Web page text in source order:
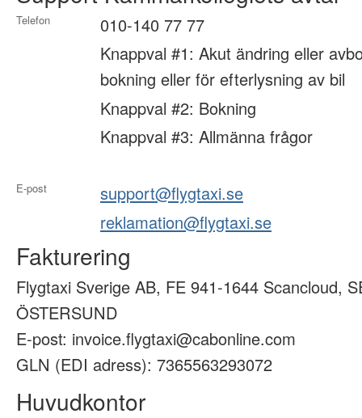
Telefon
010-140 77 77
Knappval #1: Akut ändring eller
bokning eller för efterlysning av bil
Knappval #2: Bokning
Knappval #3: Allmänna frågor
E-post
support@flygtaxi.se
reklamation@flygtaxi.se
Fakturering
Flygtaxi Sverige AB, FE 941-1644 Scancloud,
ÖSTERSUND
E-post: invoice.flygtaxi@cabonline.com
GLN (EDI adress): 7365563293072
Huvudkontor